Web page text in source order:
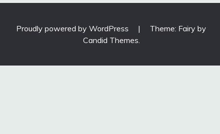
Proudly powered by WordPress |
Theme: Fairy by
Candid Themes.